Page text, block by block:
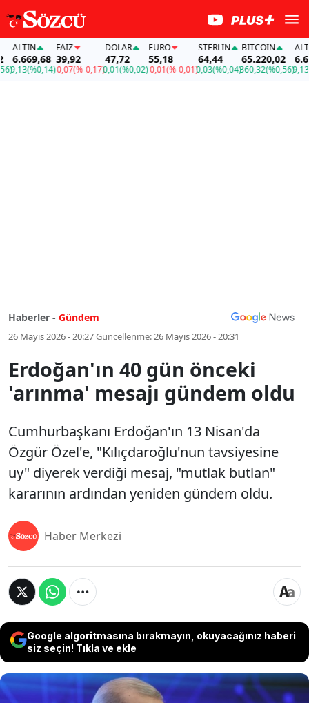
ALTIN
6.669,68
(%0,14)
FAİZ
39,92
-0,07(%-0,17)
DOLAR
47,72
0,01(%0,02)
EURO
55,18
-0,01(%-0,01)
STERLIN
64,44
0,03(%0,04)
BITCOIN
65.220,02
360,32(%0,56)
ALTIN
9,13
Haberler - Gündem
26 Mayıs 2026 - 20:27Güncellenme:26 Mayıs 2026 - 20:31
Erdoğan'ın 40 gün önceki
'arınma' mesajı gündem oldu
Cumhurbaşkanı Erdoğan'ın 13 Nisan'da
Özgür Özel'e, "Kılıçdaroğlu'nun tavsiyesine
uy" diyerek verdiği mesaj, "mutlak butlan"
kararının ardından yeniden gündem oldu.
Haber Merkezi
Google algoritmasına bırakmayın, okuyacağınız haberi
siz seçin! Tıkla ve ekle